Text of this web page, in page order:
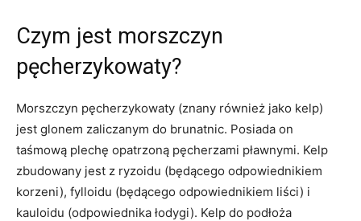
Czym jest morszczyn
pęcherzykowaty?
Morszczyn pęcherzykowaty (znany również jako kelp)
jest glonem zaliczanym do brunatnic. Posiada on
taśmową plechę opatrzoną pęcherzami pławnymi. Kelp
zbudowany jest z ryzoidu (będącego odpowiednikiem
korzeni), fylloidu (będącego odpowiednikiem liści) i
kauloidu (odpowiednika łodygi). Kelp do podłoża